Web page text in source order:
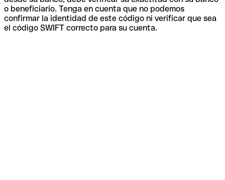
o beneficiario. Tenga en cuenta que no podemos
confirmar la identidad de este código ni verificar que sea
el código SWIFT correcto para su cuenta.